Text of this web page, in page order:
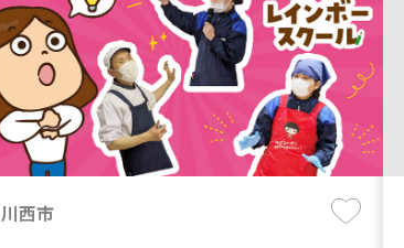
川西市